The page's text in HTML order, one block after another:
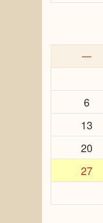
一
6
13
20
27